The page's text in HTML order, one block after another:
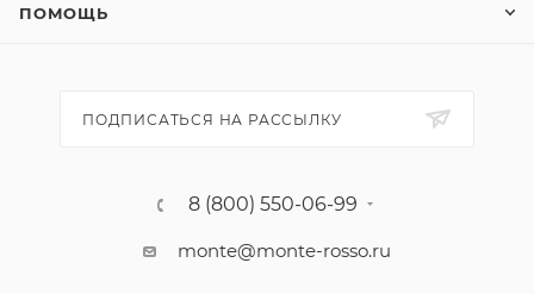
ПОМОЩЬ
ПОДПИСАТЬСЯ НА РАССЫЛКУ
8 (800) 550-06-99
monte@monte-rosso.ru